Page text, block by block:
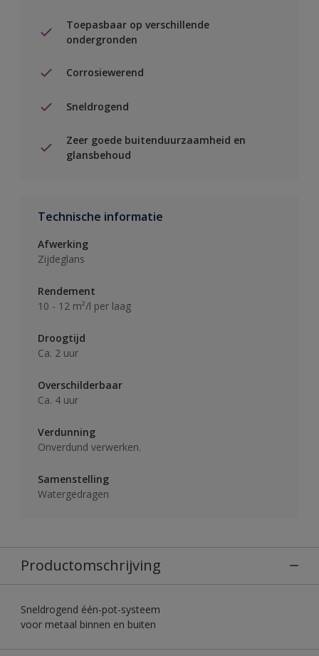
Toepasbaar op verschillende
ondergronden
Corrosiewerend
Sneldrogend
Zeer goede buitenduurzaamheid en
glansbehoud
Technische informatie
Afwerking
Zijdeglans
Rendement
10 - 12 m²/l per laag
Droogtijd
Ca. 2 uur
Overschilderbaar
Ca. 4 uur
Verdunning
Onverdund verwerken.
Samenstelling
Watergedragen
Productomschrijving
Sneldrogend één-pot-systeem
voor metaal binnen en buiten